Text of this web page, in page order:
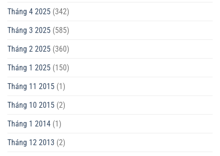
Tháng 4 2025 (342)
Tháng 3 2025 (585)
Tháng 2 2025 (360)
Tháng 1 2025 (150)
Tháng 11 2015 (1)
Tháng 10 2015 (2)
Tháng 1 2014 (1)
Tháng 12 2013 (2)